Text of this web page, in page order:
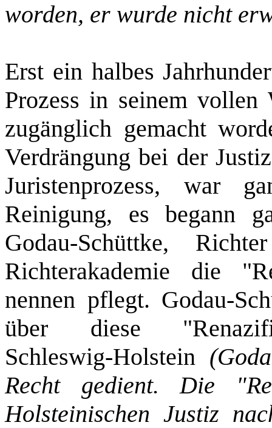
worden, er wurde nicht
Erst ein halbes
Prozess in seinem
zugänglich gemacht
Verdrängung bei der
Juristenprozess, war
Reinigung, es begann
Godau‑Schüttke,
Richterakademie die
nennen pflegt.
über diese
Schleswig‑Holstein
Recht gedient. Die
Holsteinischen Justiz